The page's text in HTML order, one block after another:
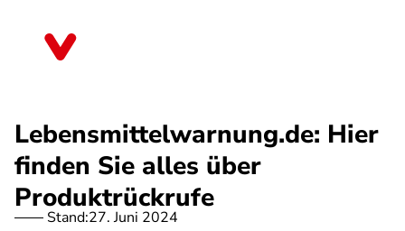
Lebensmittelwarnung.de: Hier
finden Sie alles über
Produktrückrufe
Stand:27. Juni 2024